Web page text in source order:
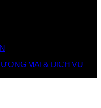
MẠI & DỊCH VỤ